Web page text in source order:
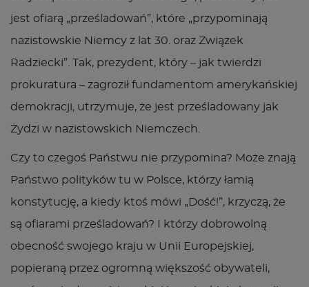
jest ofiarą „prześladowań”, które „przypominają
nazistowskie Niemcy z lat 30. oraz Związek
Radziecki”. Tak, prezydent, który – jak twierdzi
prokuratura – zagroził fundamentom amerykańskiej
demokracji, utrzymuje, że jest prześladowany jak
Żydzi w nazistowskich Niemczech.
Czy to czegoś Państwu nie przypomina? Może znają
Państwo polityków tu w Polsce, którzy łamią
konstytucję, a kiedy ktoś mówi „Dość!”, krzyczą, że
są ofiarami prześladowań? I którzy dobrowolną
obecność swojego kraju w Unii Europejskiej,
popieraną przez ogromną większość obywateli,